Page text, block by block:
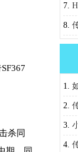
杀同
获
7.
8.
助
1.
2.
之
3.
4.